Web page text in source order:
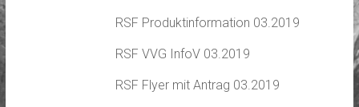
RSF Produktinformation 03.2019
RSF VVG InfoV 03.2019
RSF Flyer mit Antrag 03.2019